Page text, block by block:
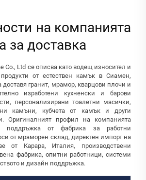
на компанията
за доставка
Co., Ltd се описва като водещ износител и
от естествен камък в Сиамен,
гранит, мрамор, кварцови плочи и
изработени кухненски и барови
персонализирани тоалетни масички,
камъни, кубчета от камък и други
Оригиналният профил на компанията
поддръжка от фабрика за работни
от мраморен склад, директен импорт на
от Карара, Италия, производствени
фабрика, опитни работници, системи
и дизайн поддръжка.